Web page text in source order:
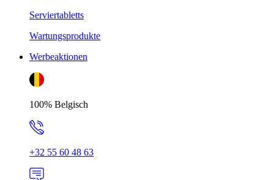
Serviertabletts
Wartungsprodukte
Werbeaktionen
100% Belgisch
+32 55 60 48 63